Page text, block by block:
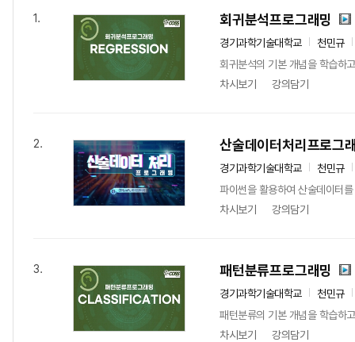
1. 회귀분석프로그래밍
경기과학기술대학교
천민규
회귀분석의 기본 개념을 학습
차시보기
강의담기
2. 산술데이터처리프로그
경기과학기술대학교
천민규
파이썬을 활용하여 산술데이터
차시보기
강의담기
3. 패턴분류프로그래밍
경기과학기술대학교
천민규
패턴분류의 기본 개념을 학습
차시보기
강의담기